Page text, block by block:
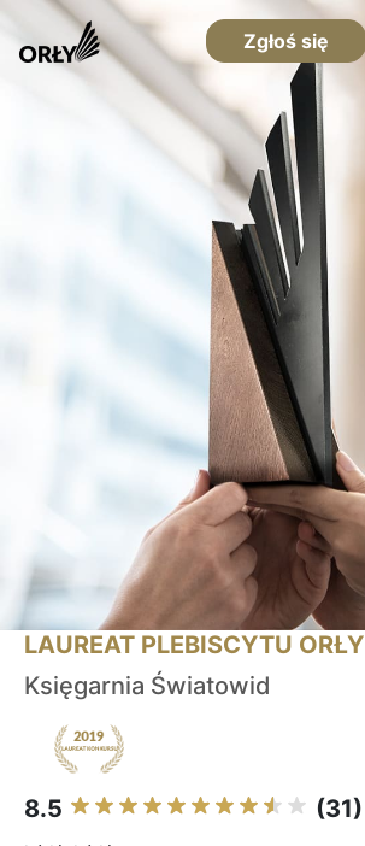
Zgłoś się
LAUREAT PLEBISCYTU ORŁY
Księgarnia Światowid
8.5 (31)